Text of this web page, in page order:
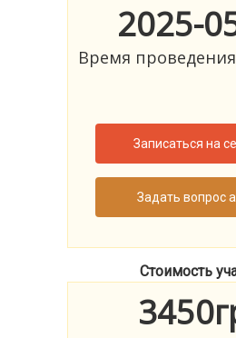
2025-
Время
Записаться на
Задать вопрос
Стоимость